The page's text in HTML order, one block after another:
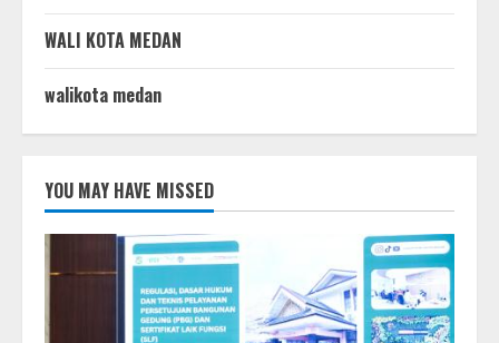
WALI KOTA MEDAN
walikota medan
YOU MAY HAVE MISSED